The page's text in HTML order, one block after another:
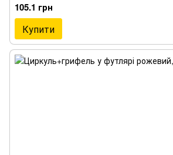
105.1 грн
Купити